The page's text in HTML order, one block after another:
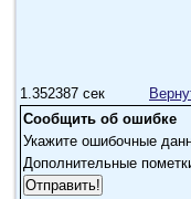
Очень
1.352387 сек
Сообщить об ошибке
Укажите ошибочные
Дополнительные